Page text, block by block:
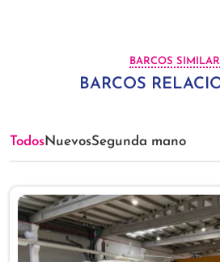
BARCOS
BARCOS
TodosNuevosSegunda mano